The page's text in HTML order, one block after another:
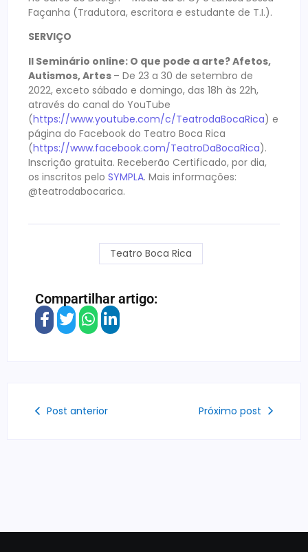
Façanha (Tradutora, escritora e estudante de T.I.).
SERVIÇO
II Seminário online: O que pode a arte? Afetos,
Autismos, Artes – De 23 a 30 de setembro de
2022, exceto sábado e domingo, das 18h às 22h,
através do canal do YouTube
(https://www.youtube.com/c/TeatrodaBocaRica) e
página do Facebook do Teatro Boca Rica
(https://www.facebook.com/TeatroDaBocaRica).
Inscrição gratuita. Receberão Certificado, por dia,
os inscritos pelo SYMPLA. Mais informações:
@teatrodabocarica.
Teatro Boca Rica
Compartilhar artigo:
Post anterior Próximo post